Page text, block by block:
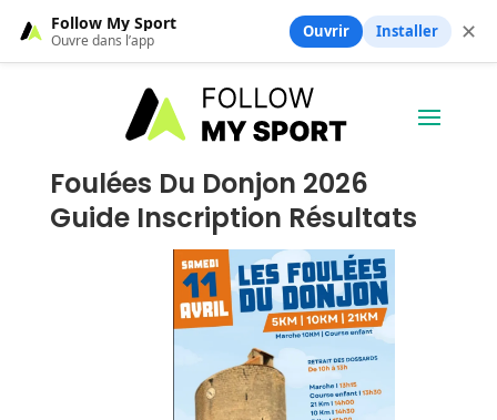
Foulées Du Donjon 2026
Guide Inscription Résultats
Follow My Sport
Ouvre dans l’app Ouvrir Installer ✕